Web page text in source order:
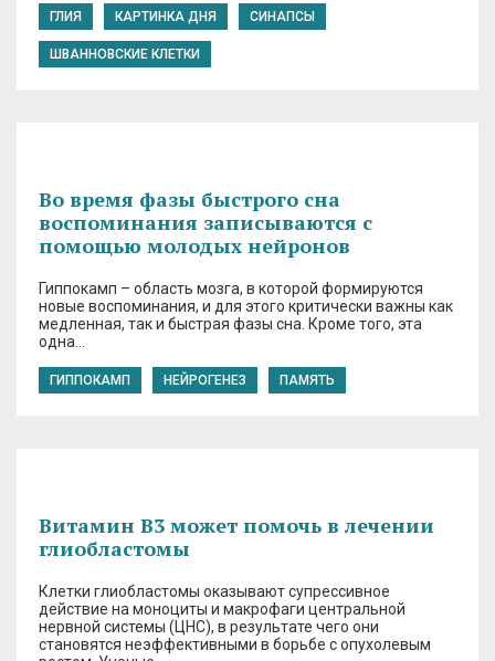
ГЛИЯ КАРТИНКА ДНЯ СИНАПСЫ
ШВАННОВСКИЕ КЛЕТКИ
Во время фазы быстрого сна
воспоминания записываются с
помощью молодых нейронов
Гиппокамп – область мозга, в которой формируются
новые воспоминания, и для этого критически важны как
медленная, так и быстрая фазы сна. Кроме того, эта
одна…
ГИППОКАМП НЕЙРОГЕНЕЗ ПАМЯТЬ
Витамин В3 может помочь в лечении
глиобластомы
Клетки глиобластомы оказывают супрессивное
действие на моноциты и макрофаги центральной
нервной системы (ЦНС), в результате чего они
становятся неэффективными в борьбе с опухолевым